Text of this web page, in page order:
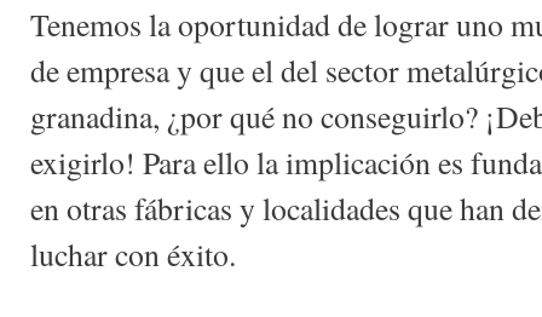
Tenemos la oportunidad de lograr uno
de empresa y que el del sector
granadina, ¿por qué no conseguirlo?
exigirlo! Para ello la implicación es
en otras fábricas y localidades que han
luchar con éxito.